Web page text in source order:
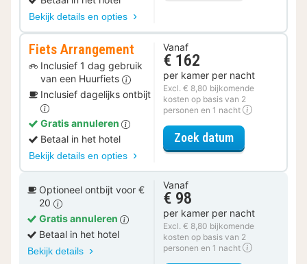
Bekijk details en opties
Fiets Arrangement
Inclusief 1 dag gebruik
van een Huurfiets
Inclusief dagelijks ontbijt
Gratis annuleren
Betaal in het hotel
Bekijk details en opties
Vanaf
€ 162
per kamer per nacht
Excl. € 8,80 bijkomende
kosten op basis van 2
personen en 1 nacht
Zoek datumvoor Fiets
Optioneel ontbijt voor €
20
Gratis annuleren
Betaal in het hotel
Bekijk details
Vanaf
€ 98
per kamer per nacht
Excl. € 8,80 bijkomende
kosten op basis van 2
personen en 1 nacht